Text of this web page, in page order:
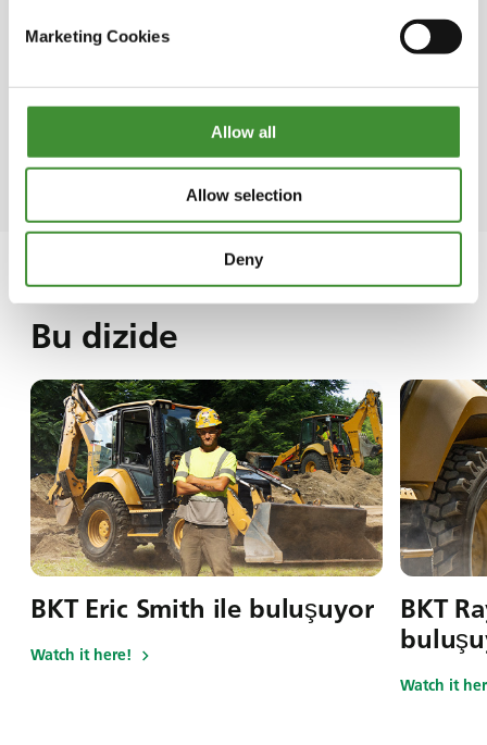
Marketing Cookies
Allow all
Allow selection
Deny
hizmetleri dahil olmak üzere çeşitli sektörlerde
Şirket, güvenlik ve uzmanlık meselelerinde
yılda 1.000'den fazla saat eğitim sunarak
işgücüne ciddi yatırımlar yapmaktadır.
Bu dizide
BKT Eric Smith ile buluşuyor
Watch it here!
BKT
Watch it